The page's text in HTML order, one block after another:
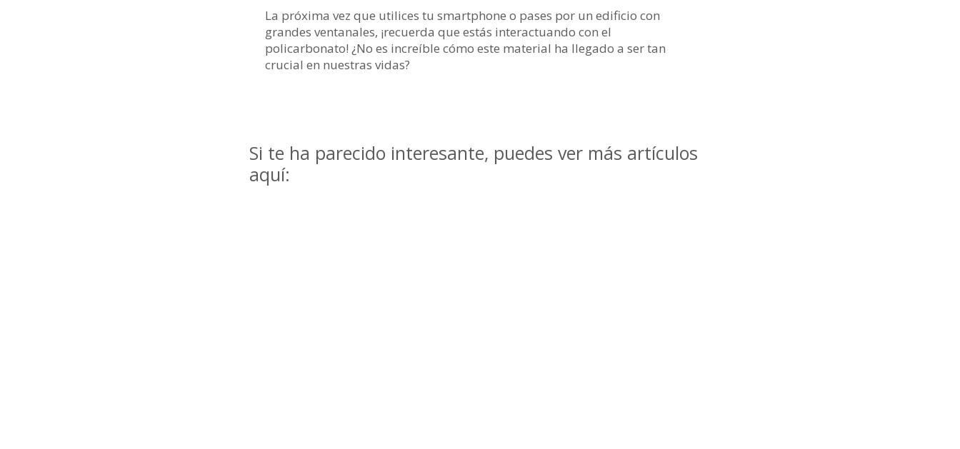
La próxima vez que utilices tu smartphone o pases por un edificio con
grandes ventanales, ¡recuerda que estás interactuando con el
policarbonato! ¿No es increíble cómo este material ha llegado a ser tan
crucial en nuestras vidas?
Si te ha parecido interesante, puedes ver más artículos
aquí: